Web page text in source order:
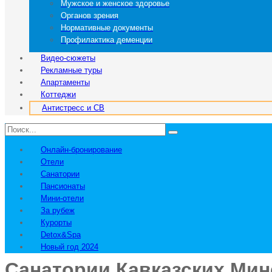
Мужское и женское здоровье
Органов зрения
Нормативные документы
Профилактика деменции
Видео-сюжеты
Рекламные туры
Апартаменты
Коттеджи
Антистресс и СВ
Онлайн-бронирование
Отели
Санатории
Пансионаты
Мини-отели
За рубеж
Курорты
Detox&Spa
Новый год 2024